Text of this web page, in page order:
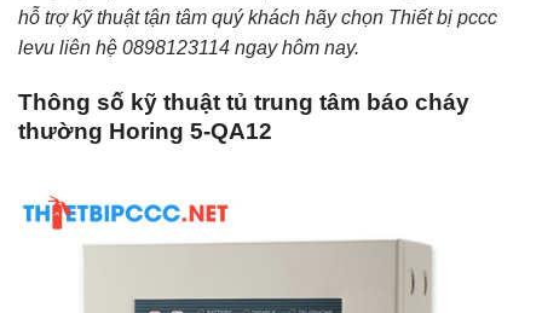
hỗ trợ kỹ thuật tận tâm quý khách hãy chọn Thiết bị pccc
levu liên hệ 0898123114 ngay hôm nay.
Thông số kỹ thuật tủ trung tâm báo cháy
thường Horing 5-QA12